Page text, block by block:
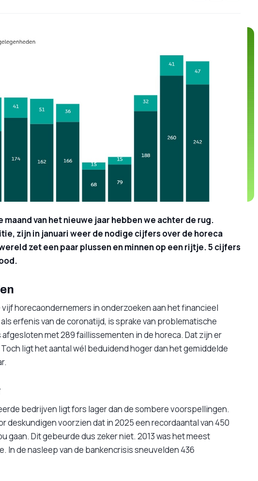
maand van het nieuwe jaar hebben we achter de rug.
zijn in januari weer de nodige cijfers over de horeca
zet een paar plussen en minnen op een rijtje. 5 cijfers
horecaondernemers in onderzoeken aan het financieel
erfenis van de coronatijd, is sprake van problematische
met 289 faillissementen in de horeca. Dat zijn er
ligt het aantal wél beduidend hoger dan het gemiddelde
bedrijven ligt fors lager dan de sombere voorspellingen.
deskundigen voorzien dat in 2025 een recordaantal van 450
gaan. Dit gebeurde dus zeker niet. 2013 was het meest
In de nasleep van de bankencrisis sneuvelden 436